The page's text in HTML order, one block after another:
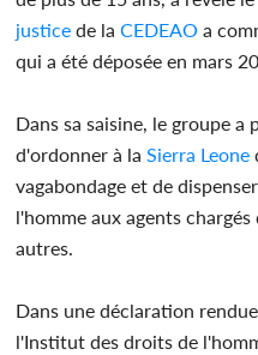
justice de la CEDEAO a
qui a été déposée en mars
Dans sa saisine, le groupe
d'ordonner à la Sierra Leone
vagabondage et de
l'homme aux agents
autres.
Dans une déclaration
l'Institut des droits de